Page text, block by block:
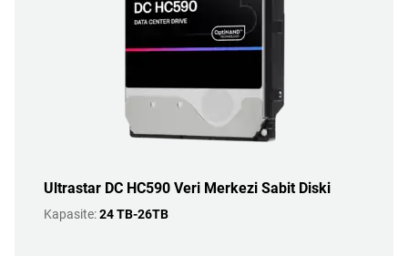
Ultrastar DC HC590 Veri Merkezi Sabit Diski
Kapasite:24 TB-26TB